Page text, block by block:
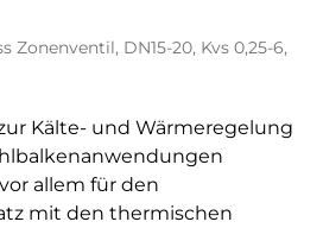
Zonenventil, DN15-20, Kvs 0,25-6,
Kälte- und Wärmeregelung
allem für den
mit den thermischen